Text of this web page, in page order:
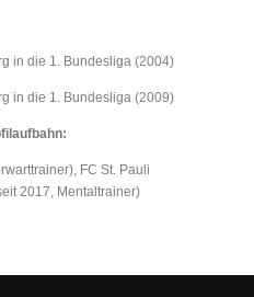
in die 1. Bundesliga (2004)
in die 1. Bundesliga (2009)
FC St. Pauli
2017, Mentaltrainer)